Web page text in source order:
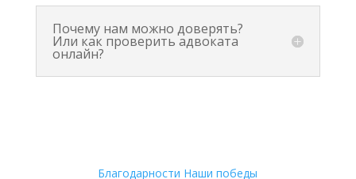
Почему нам можно доверять?
Или как проверить адвоката
онлайн?
Благодарности Наши победы